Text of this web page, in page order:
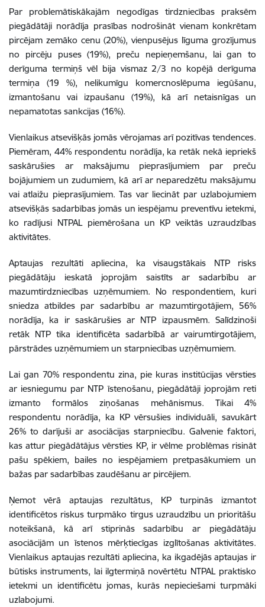
Par problemātiskākajām negodīgas tirdzniecības praksēm
piegādātāji norādīja prasības nodrošināt vienam konkrētam
pircējam zemāko cenu (20%), vienpusējus līguma grozījumus
no pircēju puses (19%), preču nepieņemšanu, lai gan to
derīguma termiņš vēl bija vismaz 2/3 no kopējā derīguma
termiņa (19 %), nelikumīgu komercnoslēpuma iegūšanu,
izmantošanu vai izpaušanu (19%), kā arī netaisnīgas un
nepamatotas sankcijas (16%).
Vienlaikus atsevišķās jomās vērojamas arī pozitīvas tendences.
Piemēram, 44% respondentu norādīja, ka retāk nekā iepriekš
saskārušies ar maksājumu pieprasījumiem par preču
bojājumiem un zudumiem, kā arī ar neparedzētu maksājumu
vai atlaižu pieprasījumiem. Tas var liecināt par uzlabojumiem
atsevišķās sadarbības jomās un iespējamu preventīvu ietekmi,
ko radījusi NTPAL piemērošana un KP veiktās uzraudzības
aktivitātes.
Aptaujas rezultāti apliecina, ka visaugstākais NTP risks
piegādātāju ieskatā joprojām saistīts ar sadarbību ar
mazumtirdzniecības uzņēmumiem. No respondentiem, kuri
sniedza atbildes par sadarbību ar mazumtirgotājiem, 56%
norādīja, ka ir saskārušies ar NTP izpausmēm. Salīdzinoši
retāk NTP tika identificēta sadarbībā ar vairumtirgotājiem,
pārstrādes uzņēmumiem un starpniecības uzņēmumiem.
Lai gan 70% respondentu zina, pie kuras institūcijas vērsties
ar iesniegumu par NTP īstenošanu, piegādātāji joprojām reti
izmanto formālos ziņošanas mehānismus. Tikai 4%
respondentu norādīja, ka KP vērsušies individuāli, savukārt
26% to darījuši ar asociācijas starpniecību. Galvenie faktori,
kas attur piegādātājus vērsties KP, ir vēlme problēmas risināt
pašu spēkiem, bailes no iespējamiem pretpasākumiem un
bažas par sadarbības zaudēšanu ar pircējiem.
Ņemot vērā aptaujas rezultātus, KP turpinās izmantot
identificētos riskus turpmāko tirgus uzraudzību un prioritāšu
noteikšanā, kā arī stiprinās sadarbību ar piegādātāju
asociācijām un īstenos mērķtiecīgas izglītošanas aktivitātes.
Vienlaikus aptaujas rezultāti apliecina, ka ikgadējās aptaujas ir
būtisks instruments, lai ilgtermiņā novērtētu NTPAL praktisko
ietekmi un identificētu jomas, kurās nepieciešami turpmāki
uzlabojumi.